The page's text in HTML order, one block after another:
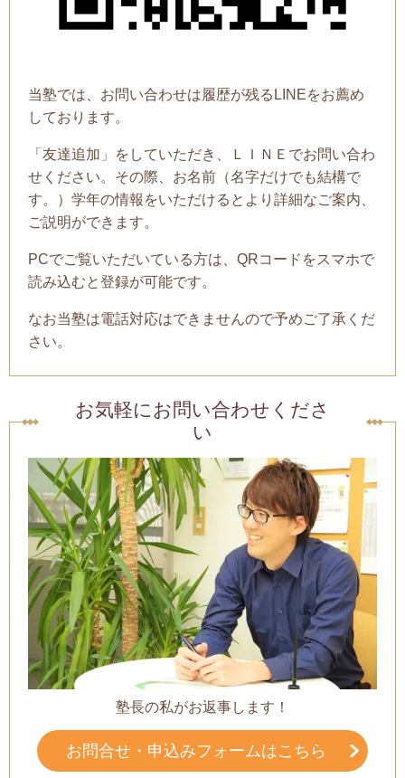
当塾では、お問い合わせは履歴が残るLINEをお薦め
しております。
「友達追加」をしていただき、ＬＩＮＥでお問い合わ
せください。その際、お名前（名字だけでも結構で
す。）学年の情報をいただけるとより詳細なご案内、
ご説明ができます。
PCでご覧いただいている方は、QRコードをスマホで
読み込むと登録が可能です。
なお当塾は電話対応はできませんので予めご了承くだ
さい。
お気軽にお問い合わせくださ
い
塾長の私がお返事します！
お問合せ・申込みフォームはこちら